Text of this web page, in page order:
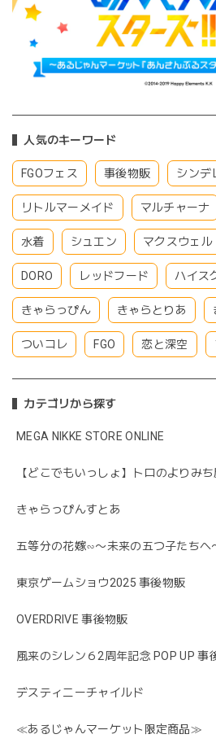
人気のキーワード
FGOフェス 事後物販 シンデ
リトルマーメイド マルチャーナ
水着 シュエン マクスウェル
DORO レッドフード ハイス
きゃらっぴん きゃらとりあ
ついコレ FGO 恋と深空
カテゴリから探す
MEGA NIKKE STORE ONLINE
【どこでもいっしょ】トロのよりみ
きゃらっぴんすとあ
五等分の花嫁∽〜未来の五つ子たち
東京ゲームショウ2025 事後物販
OVERDRIVE 事後物販
風来のシレン６2周年記念 POP UP 事
デスティニーチャイルド
≪あるじゃんマーケット限定商品≫